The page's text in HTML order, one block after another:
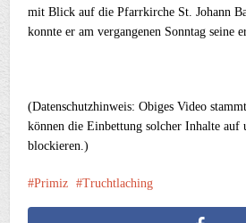
mit Blick auf die Pfarrkirche St. Johann
konnte er am vergangenen Sonntag seine
(Datenschutzhinweis: Obiges Video
können die Einbettung solcher Inhalte auf
blockieren.)
Primiz Truchtlaching